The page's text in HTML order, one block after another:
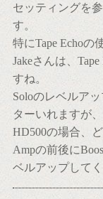
セッティングを
す。
特にTape Echoの
Jakeさんは、
すね。
Soloのレベルア
ターいれますが、
HD500の場合、
Ampの前後に
ベルアップしてく